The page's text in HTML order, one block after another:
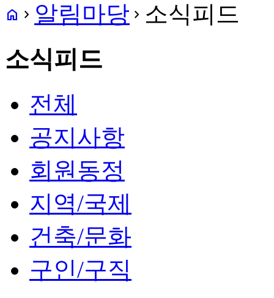
home navigate_next 알림마당 navigate_next 소식피드
소식피드
전체
공지사항
회원동정
지역/국제
건축/문화
구인/구직